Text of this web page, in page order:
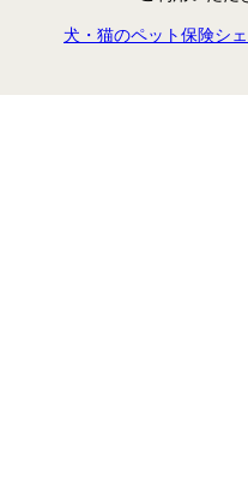
犬・猫のペット保険シ